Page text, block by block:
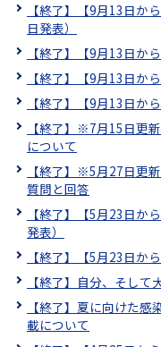
【終了】【9月13日か
日発表）
【終了】【9月13日
【終了】【9月13日か
【終了】【9月13日か
【終了】※7月15日更
について
【終了】※5月27日更
質問と回答
【終了】【5月23日か
発表）
【終了】【5月23日か
【終了】自分、そし
【終了】夏に向けた
載について